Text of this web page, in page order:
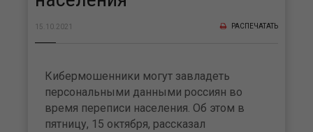
15.10.2021 РАСПЕЧАТАТЬ
Кибермошенники могут завладеть
персональными данными россиян во
время переписи населения. Об этом в
пятницу, 15 октября, рассказал